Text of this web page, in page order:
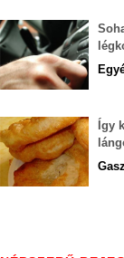
után!
Így